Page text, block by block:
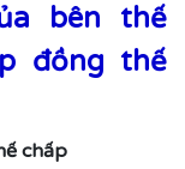
bên thế
đồng thế
chấp